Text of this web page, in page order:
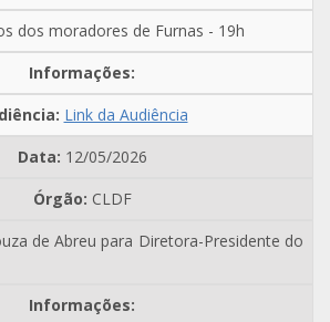
dos moradores de Furnas - 19h
Link da Audiência
12/05/2026
CLDF
de Abreu para Diretora-Presidente do